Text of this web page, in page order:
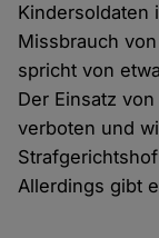
Kindersoldaten
Missbrauch
spricht von
Der Einsatz
verboten und
Allerdings gibt